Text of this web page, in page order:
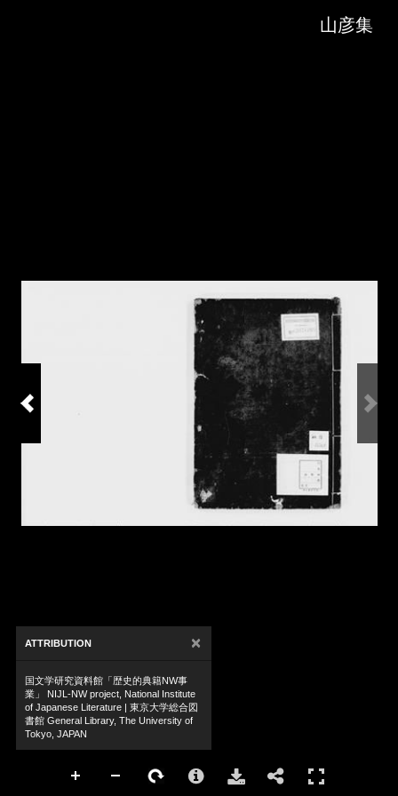
山彦集
ATTRIBUTION ×
国文学研究資料館「歴史的典籍NW事
業」 NIJL-NW project, National Institute
of Japanese Literature | 東京大学総合図
書館 General Library, The University of
Tokyo, JAPAN